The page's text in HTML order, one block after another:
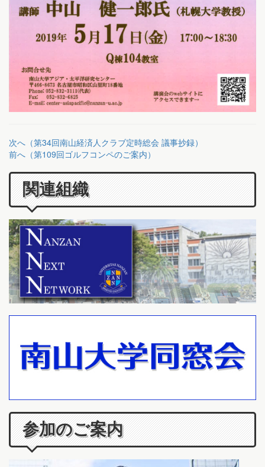
次へ（第34回南山経済人クラブ定時総会 議事抄録）
前へ（第109回ゴルフコンペのご案内）
関連組織
参加のご案内